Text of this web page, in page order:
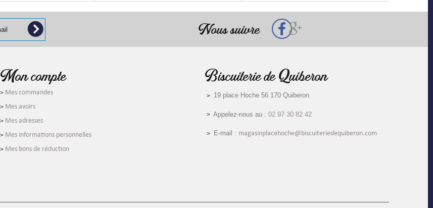
Nous suivre
Mon compte
Mes commandes
Mes avoirs
Mes adresses
Mes informations personnelles
Mes bons de réduction
Biscuiterie de Quiberon
19 place Hoche 56 170 Quiberon
Appelez-nous au : 02 97 30 82 42
E-mail : magasinplacehoche@biscuiteriedequiberon.com